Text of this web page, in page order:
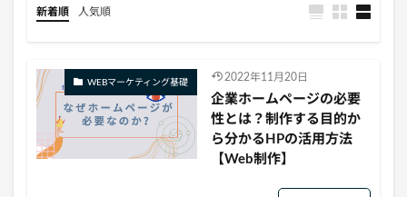
新着順 人気順
WEBマーケティング基礎 2022年11月20日
企業ホームページの必要
性とは？制作する目的か
ら分かるHPの活用方法
【Web制作】